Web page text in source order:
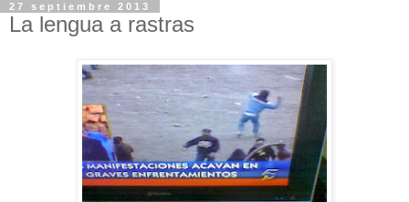
27 septiembre 2013
La lengua a rastras